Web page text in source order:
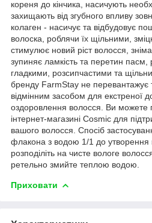
кореня до кінчика, насичують
захищають від згубного впливу
колаген - насичує та відбудовує
волоска, роблячи їх щільними,
стимулює новий ріст волосся,
зупиняє ламкість та перетин
гладкими, розсипчастими та
бренду FarmStay не перевантажує
відмінним засобом для екстреної
оздоровлення волосся. Ви можете
інтернет-магазині Cosmic для
вашого волосся. Спосіб
флакона з водою 1/1 до утворення
розподіліть на чисте вологе
ретельно змийте теплою водою.
Приховати